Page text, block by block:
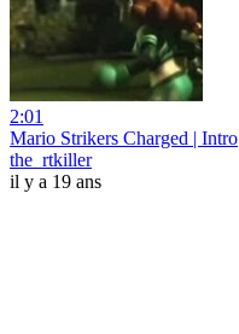
2:01
Mario Strikers Charged | Intro
the_rtkiller
il y a 19 ans